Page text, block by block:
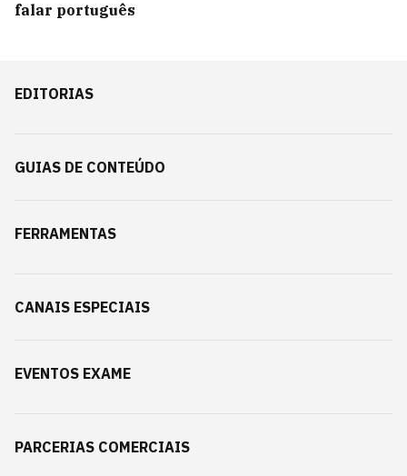
falar português
EDITORIAS
GUIAS DE CONTEÚDO
FERRAMENTAS
CANAIS ESPECIAIS
EVENTOS EXAME
PARCERIAS COMERCIAIS